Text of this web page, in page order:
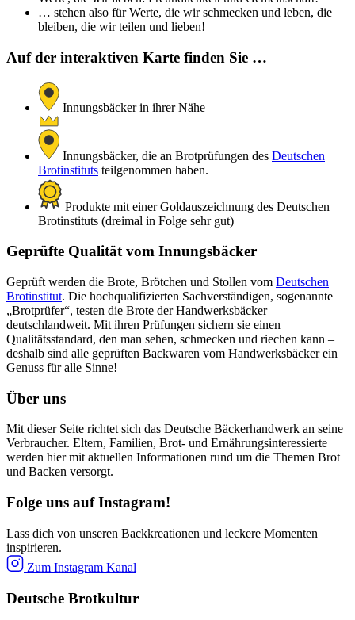
… stehen also für Werte, die wir schmecken und leben, die
bleiben, die wir teilen und lieben!
Auf der interaktiven Karte finden Sie …
Innungsbäcker in ihrer Nähe
Innungsbäcker, die an Brotprüfungen des Deutschen
Brotinstituts teilgenommen haben.
Produkte mit einer Goldauszeichnung des Deutschen
Brotinstituts (dreimal in Folge sehr gut)
Geprüfte Qualität vom Innungsbäcker
Geprüft werden die Brote, Brötchen und Stollen vom Deutschen
Brotinstitut. Die hochqualifizierten Sachverständigen, sogenannte
„Brotprüfer“, testen die Brote der Handwerksbäcker
deutschlandweit. Mit ihren Prüfungen sichern sie einen
Qualitätsstandard, den man sehen, schmecken und riechen kann –
deshalb sind alle geprüften Backwaren vom Handwerksbäcker ein
Genuss für alle Sinne!
Über uns
Mit dieser Seite richtet sich das Deutsche Bäckerhandwerk an seine
Verbraucher. Eltern, Familien, Brot- und Ernährungsinteressierte
werden hier mit aktuellen Informationen rund um die Themen Brot
und Backen versorgt.
Folge uns auf Instagram!
Lass dich von unseren Backkreationen und leckere Momenten
inspirieren.
Zum Instagram Kanal
Deutsche Brotkultur